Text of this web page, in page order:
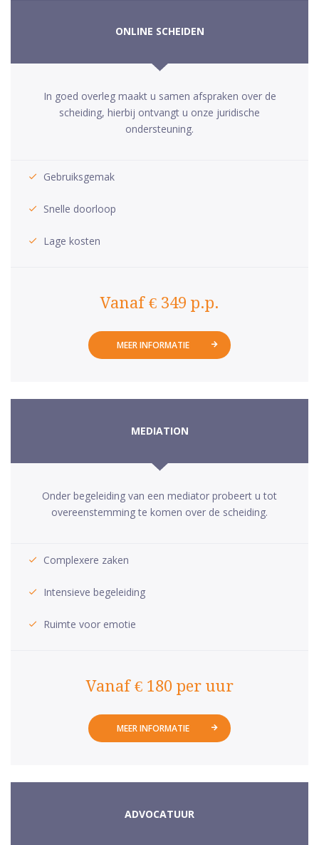
ONLINE SCHEIDEN
In goed overleg maakt u samen afspraken over de
scheiding, hierbij ontvangt u onze juridische
ondersteuning.
Gebruiksgemak
Snelle doorloop
Lage kosten
Vanaf € 349 p.p.
MEER INFORMATIE
MEDIATION
Onder begeleiding van een mediator probeert u tot
overeenstemming te komen over de scheiding.
Complexere zaken
Intensieve begeleiding
Ruimte voor emotie
Vanaf € 180 per uur
MEER INFORMATIE
ADVOCATUUR